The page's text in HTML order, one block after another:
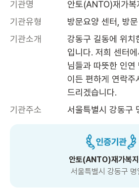
기관명
안토(ANTO)재가복
기관유형
방문요양 센터, 방
기관소개
강동구 길동에 위치
입니다. 저희 센터
님들과 따뜻한 인연
이든 편하게 연락주
드리겠습니다.
기관주소
서울특별시 강동구
안토(ANTO)재가복지
서울특별시 강동구 명